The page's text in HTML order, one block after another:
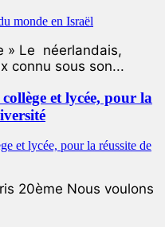
» Le néerlandais,
connu sous son...
et lycée, pour la
20ème Nous voulons